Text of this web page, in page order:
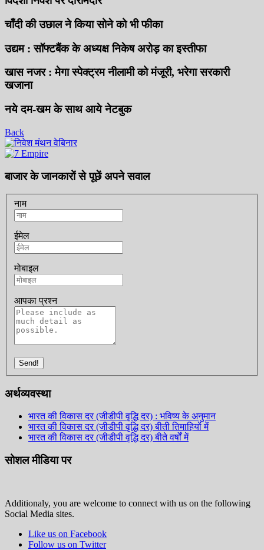
चाँदी की उछाल ने किया सोने को भी फीका
उद्यम : सॉफ्टबैंक के अध्यक्ष निकेष अरोड़ का इस्तीफा
खास नजर : मेगा स्पेक्ट्रम नीलामी को मंजूरी, भरेगा सरकारी
खजाना
नये दम-खम के साथ आये नेटबुक
Back
बाजार के जानकारों से पूछें अपने सवाल
नाम
ईमेल
मोबाइल
आपका प्रश्न
Send!
अर्थव्यवस्था
भारत की विकास दर (जीडीपी वृद्धि दर) : भविष्य के अनुमान
भारत की विकास दर (जीडीपी वृद्धि दर) बीती तिमाहियों में
भारत की विकास दर (जीडीपी वृद्धि दर) बीते वर्षों में
सोशल मीडिया पर
Additionaly, you are welcome to connect with us on the following
Social Media sites.
Like us on Facebook
Follow us on Twitter